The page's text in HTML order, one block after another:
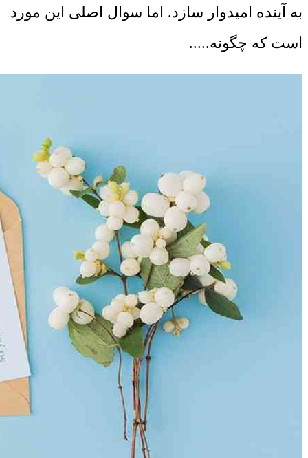
به آینده امیدوار سازد. اما سوال اصلی این مورد
است که چگونه.....